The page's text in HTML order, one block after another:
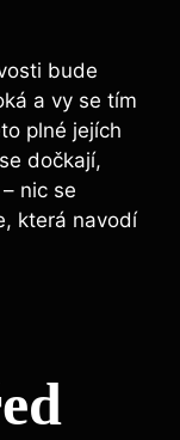
bude
a vy se tím
plné jejích
dočkají,
nic se
která navodí